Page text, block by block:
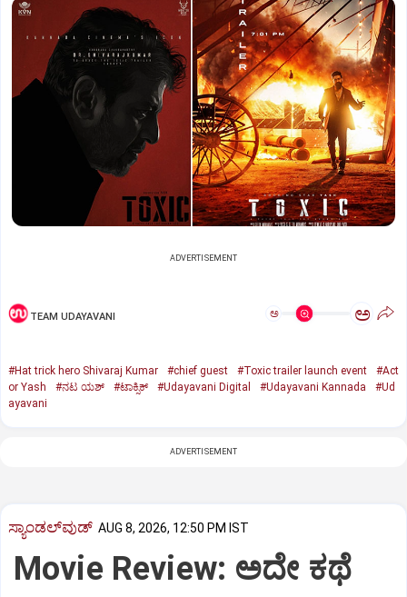
ADVERTISEMENT
TEAM UDAYAVANI ಅ ಅ
#Hat trick hero Shivaraj Kumar #chief guest #Toxic trailer launch event
#Act
or Yash
#ನಟ ಯಶ್‌ #ಟಾಕ್ಸಿಕ್‌ #Udayavani Digital #Udayavani Kannada
#Ud
ayavani
ADVERTISEMENT
ಸ್ಯಾಂಡಲ್‌ವುಡ್‌ AUG 8, 2026, 12:50 PM IST
Movie Review: ಅದೇ ಕಥೆ